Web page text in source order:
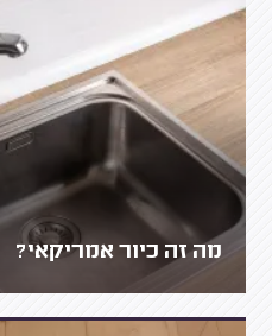
מה זה כיור אמריקאי?